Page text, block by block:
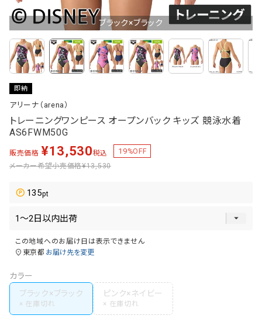
ブラック×ブラック
即納
アリーナ（arena）
トレーニングワンピース オープンバック キッズ 競泳水着
AS6FWM50G
販売価格 ¥13,530税込 19%OFF
メーカー希望小売価格¥13,530
135
この地域へのお届け日は表示できません
東京都 お届け先を変更
カラー
ブラック×ブラック
ピンク×ネイビー